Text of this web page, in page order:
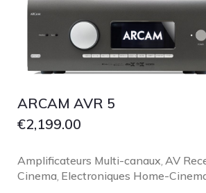
ARCAM AVR 5
€2,199.00
Amplificateurs Multi-canaux AV
Cinema Electroniques Home-